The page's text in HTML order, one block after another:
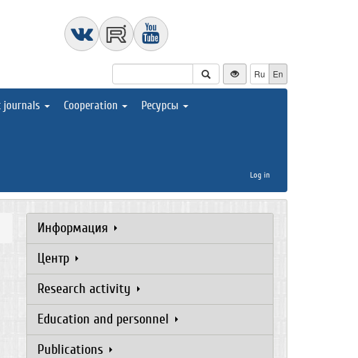
Ru En
journals Cooperation Ресурсы
Log in
Информация
Центр
Research activity
Education and personnel
Publications